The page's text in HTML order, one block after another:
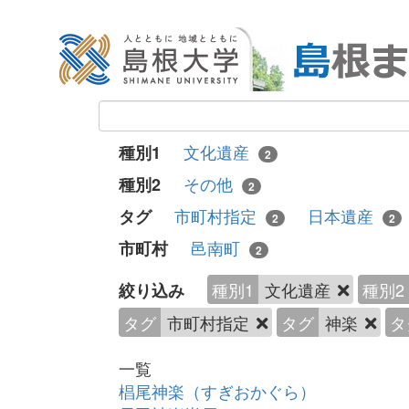
種別1 文化遺産 2
種別2 その他 2
タグ 市町村指定 2 日本遺産 2
市町村 邑南町 2
絞り込み 種別1 文化遺産
種別2
タグ 市町村指定 タグ 神楽
一覧
椙尾神楽（すぎおかぐら）